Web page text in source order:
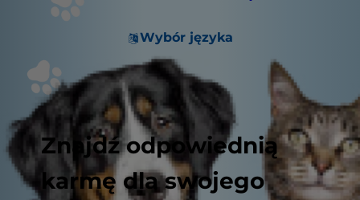
Wybór języka
Znajdź odpowiednią
karmę dla swojego